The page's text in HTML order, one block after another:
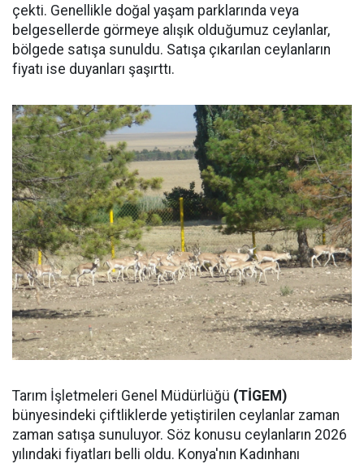
çekti. Genellikle doğal yaşam parklarında veya
belgesellerde görmeye alışık olduğumuz ceylanlar,
bölgede satışa sunuldu. Satışa çıkarılan ceylanların
fiyatı ise duyanları şaşırttı.
Tarım İşletmeleri Genel Müdürlüğü (TİGEM)
bünyesindeki çiftliklerde yetiştirilen ceylanlar zaman
zaman satışa sunuluyor. Söz konusu ceylanların 2026
yılındaki fiyatları belli oldu. Konya'nın Kadınhanı